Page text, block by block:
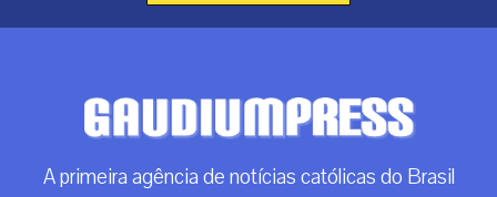
A primeira agência de notícias católicas do Brasil